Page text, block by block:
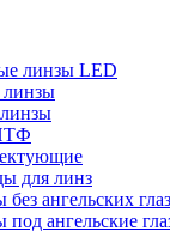
линзы LED
для линз
без ангельских
под ангельские